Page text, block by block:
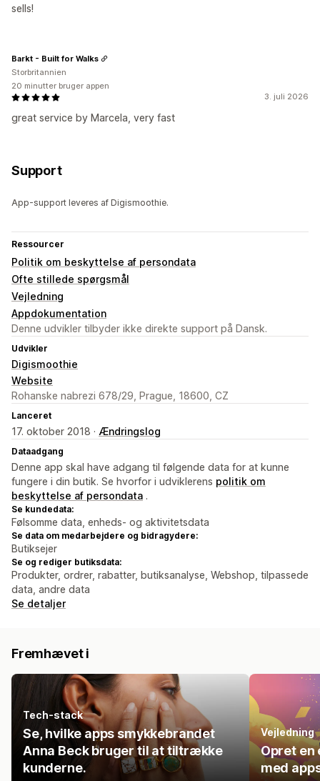
sells!
3. juli 2026
great service by Marcela, very fast
Barkt - Built for Walks
Storbritannien
20 minutter bruger appen
Support
App-support leveres af Digismoothie.
Ressourcer
Politik om beskyttelse af persondata
Ofte stillede spørgsmål
Vejledning
Appdokumentation
Denne udvikler tilbyder ikke direkte support på Dansk.
Udvikler
Digismoothie
Website
Rohanske nabrezi 678/29, Prague, 18600, CZ
Lanceret
17. oktober 2018 · Ændringslog
Dataadgang
Denne app skal have adgang til følgende data for at kunne
fungere i din butik. Se hvorfor i udviklerens politik om
beskyttelse af persondata .
Se kundedata:
Følsomme data, enheds- og aktivitetsdata
Se data om medarbejdere og bidragydere:
Butiksejer
Se og rediger butiksdata:
Produkter, ordrer, rabatter, butiksanalyse, Webshop, tilpassede
data, andre data
Se detaljer
Fremhævet i
Tech-stack
Se, hvilke apps smykkebrandet
Anna Beck bruger til at tiltrække
kunderne.
Vejledning
Opret
med